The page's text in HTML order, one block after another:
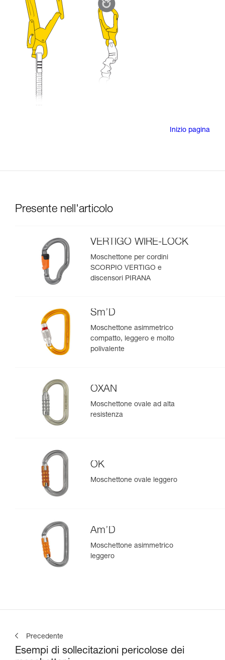
Inizio pagina
Presente nell'articolo
VERTIGO WIRE-LOCK
Moschettone per cordini
SCORPIO VERTIGO e
discensori PIRANA
Sm’D
Moschettone asimmetrico
compatto, leggero e molto
polivalente
OXAN
Moschettone ovale ad alta
resistenza
OK
Moschettone ovale leggero
Am’D
Moschettone asimmetrico
leggero
Precedente
Esempi di sollecitazioni pericolose dei